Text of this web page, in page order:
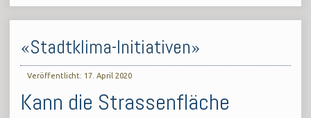
«Stadtklima-Initiativen»
Veröffentlicht: 17. April 2020
Kann die Strassenfläche